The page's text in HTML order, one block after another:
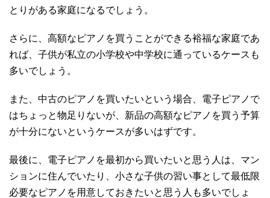
とりがある家庭になるでしょう。
さらに、高額なピアノを買うことができる裕福な家庭であ
れば、子供が私立の小学校や中学校に通っているケースも
多いでしょう。
また、中古のピアノを買いたいという場合、電子ピアノで
はちょっと物足りないが、新品の高額なピアノを買う予算
が十分にないというケースが多いはずです。
最後に、電子ピアノを最初から買いたいと思う人は、マン
ションに住んでいたり、小さな子供の習い事として最低限
必要なピアノを用意しておきたいと思う人も多いでしょ